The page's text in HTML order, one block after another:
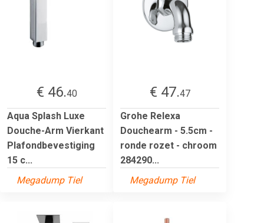
€ 46.40
Aqua Splash Luxe
Douche-Arm Vierkant
Plafondbevestiging
15 c...
Megadump Tiel
€ 47.47
Grohe Relexa
Douchearm - 5.5cm -
ronde rozet - chroom
284290...
Megadump Tiel